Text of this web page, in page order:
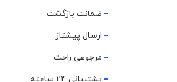
ضمانت بازگشت
ارسال پیشتاز
مرجوعی راحت
پشتیبانی 24 ساعته